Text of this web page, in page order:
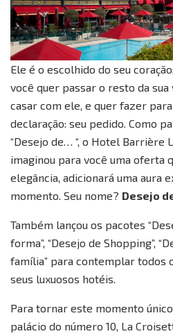
Ele é o escolhido do seu
você quer passar o resto da sua
casar com ele, e quer fazer
declaração: seu pedido. Como
“Desejo de… “, o Hotel Barrière
imaginou para você uma oferta
elegância, adicionará uma aura
momento. Seu nome? Desejo
Também lançou os pacotes
forma”, “Desejo de Shopping”,
família” para contemplar todos
seus luxuosos hotéis.
Para tornar este momento
palácio do número 10, La